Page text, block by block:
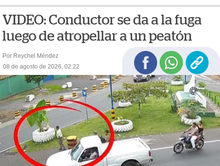
VIDEO: Conductor se da a la fuga
luego de atropellar a un peatón
Por Reychel Méndez
08 de agosto de 2026, 02:22